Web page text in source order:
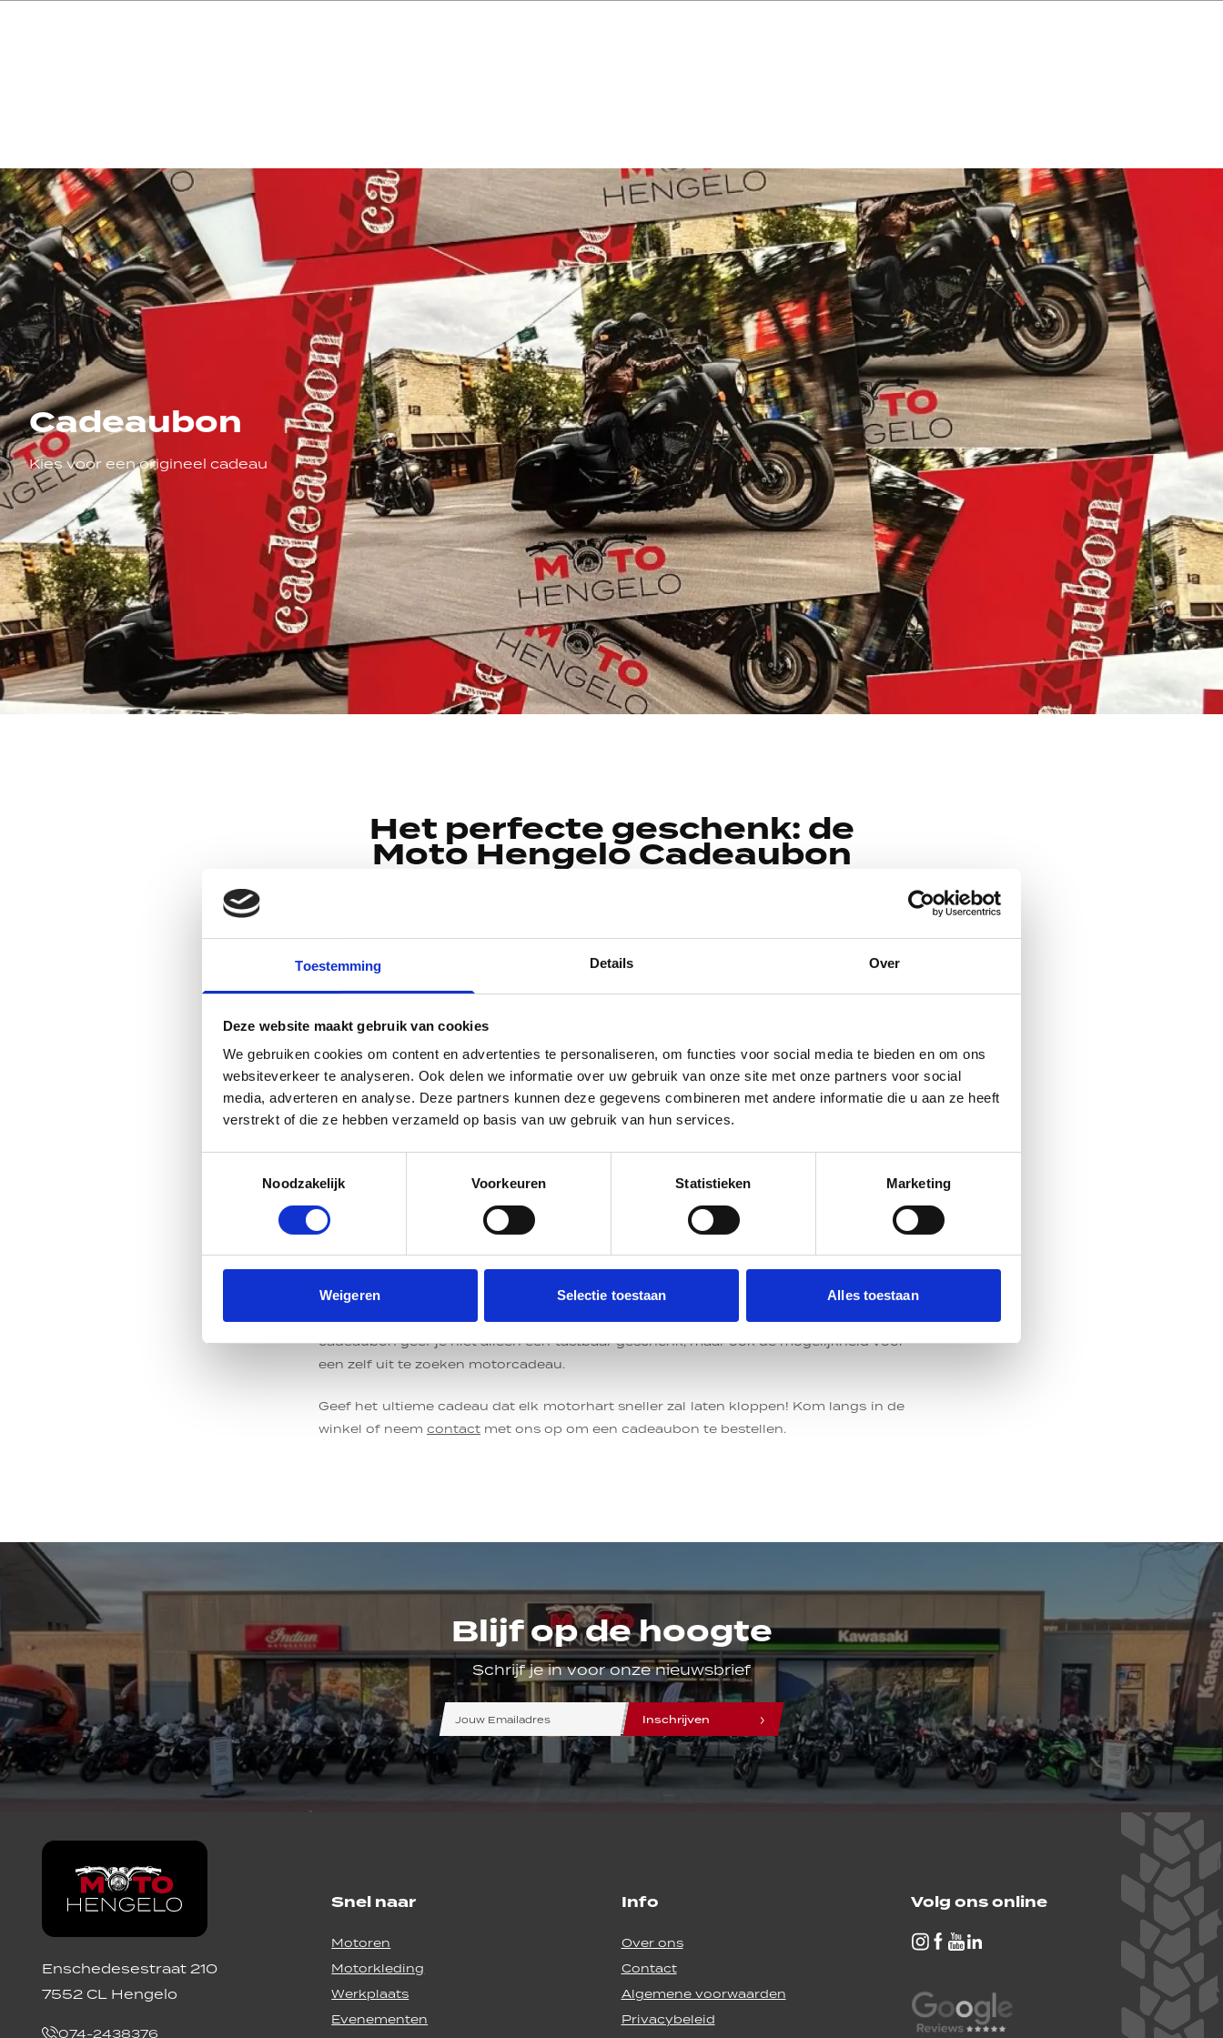
Toestemming Details Over
Deze website maakt gebruik van cookies
We gebruiken cookies om content en advertenties te personaliseren, om functies voor social media te bieden en om ons
websiteverkeer te analyseren. Ook delen we informatie over uw gebruik van onze site met onze partners voor social
media, adverteren en analyse. Deze partners kunnen deze gegevens combineren met andere informatie die u aan ze heeft
verstrekt of die ze hebben verzameld op basis van uw gebruik van hun services.
Noodzakelijk
Voorkeuren Statistieken Marketing
Weigeren Selectie toestaan Alles toestaan
Cadeaubon
Kies voor een origineel cadeau
Het perfecte geschenk: de
Moto Hengelo Cadeaubon
gelegenheid. Of het nu gaat om een verjaardag, jubileum, Vaderdag, Moederdag,
Sinterklaas, Kerst of gewoon zomaar om iemand te verrassen, deze cadeaubon is top
om te geven aan alle motorliefhebbers.
De Moto Hengelo cadeaubon is niet zomaar een geschenk; het is een uitnodiging
voor een speciaal cadeau. Wij pakken het ook nog even leuk voor je in! Of je nu een
beginnende of doorgewinterde motorrijder bent, Moto Hengelo heeft voor ieder wat
wils.
waardoor het een nog specialer tintje krijgt. Vul de velden in met jouw naam als gulle
gever, de naam van de ontvanger en het gewenste bedrag. Op deze manier maak je
het cadeau persoonlijk en laat je zien dat je echt hebt nagedacht over wat de
ontvanger leuk zal vinden.
Stel je voor hoe blij je vriend of je moeder zal zijn met een Moto Hengelo cadeaubon,
waarmee hij of zij zijn/haar passie voor motoren verder kan verkennen. Met de
cadeaubon geef je niet alleen een tastbaar geschenk, maar ook de mogelijkheid voor
een zelf uit te zoeken motorcadeau.
Geef het ultieme cadeau dat elk motorhart sneller zal laten kloppen! Kom langs in de
winkel of neem contact met ons op om een cadeaubon te bestellen.
Blijf op de hoogte
Schrijf je in voor onze nieuwsbrief
line
line
lineInschrijven
Enschedesestraat 210
7552 CL Hengelo
074-2438376
Snel naar
Motoren
Motorkleding
Werkplaats
Evenementen
Info
Over ons
Contact
Algemene voorwaarden
Privacybeleid
Volg ons online